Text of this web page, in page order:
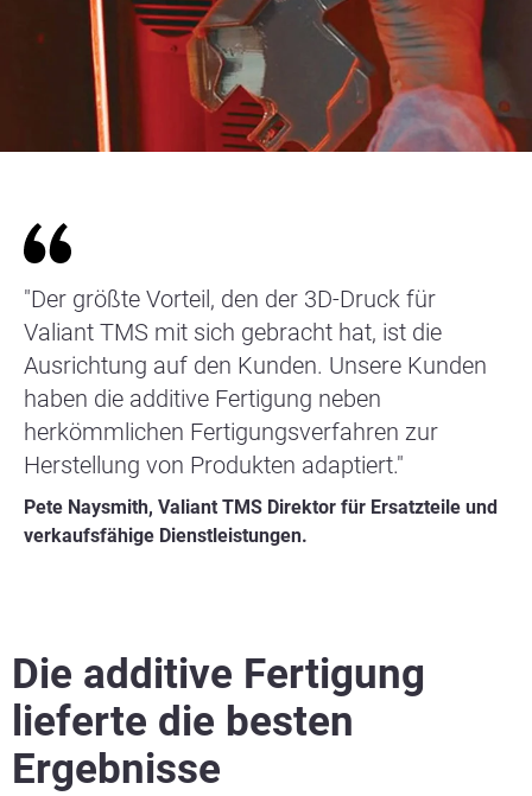
"Der größte Vorteil, den der 3D-Druck für
Valiant TMS mit sich gebracht hat, ist die
Ausrichtung auf den Kunden. Unsere Kunden
haben die additive Fertigung neben
herkömmlichen Fertigungsverfahren zur
Herstellung von Produkten adaptiert."
Pete Naysmith, Valiant TMS Direktor für Ersatzteile und
verkaufsfähige Dienstleistungen.
Die additive Fertigung
lieferte die besten
Ergebnisse